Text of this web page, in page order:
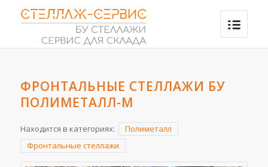
ФРОНТАЛЬНЫЕ СТЕЛЛАЖИ БУ
ПОЛИМЕТАЛЛ-М
Находится в категориях:
Полиметалл
Фронтальные стеллажи